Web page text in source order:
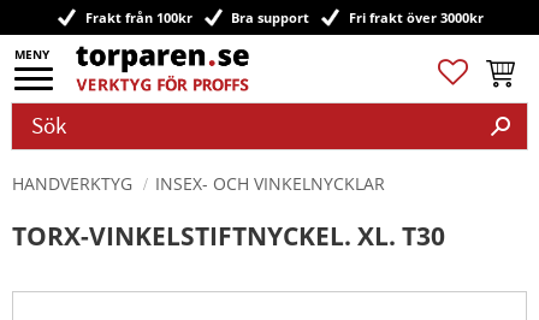
Meny
Frakt från 100kr Bra support Fri frakt över 3000kr
Favoriter
HANDVERKTYG INSEX- OCH VINKELNYCKLAR
TORX-VINKELSTIFTNYCKEL. XL. T30